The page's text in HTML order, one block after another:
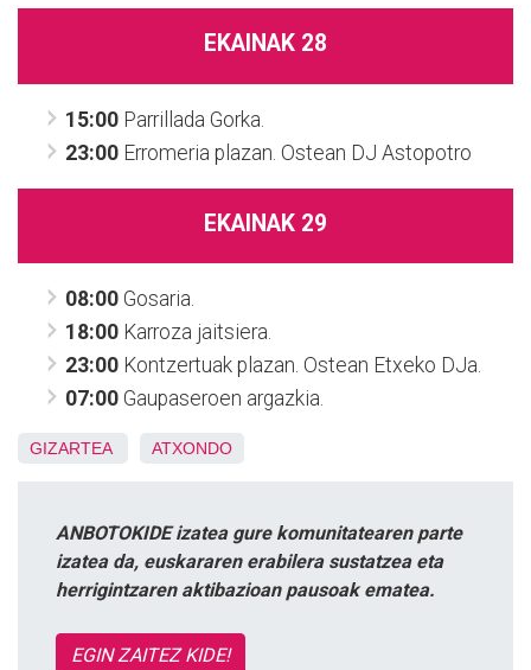
EKAINAK 28
15:00 Parrillada Gorka.
23:00 Erromeria plazan. Ostean DJ Astopotro
EKAINAK 29
08:00 Gosaria.
18:00 Karroza jaitsiera.
23:00 Kontzertuak plazan. Ostean Etxeko DJa.
07:00 Gaupaseroen argazkia.
GIZARTEA ATXONDO
ANBOTOKIDE izatea gure komunitatearen parte
izatea da, euskararen erabilera sustatzea eta
herrigintzaren aktibazioan pausoak ematea.
EGIN ZAITEZ KIDE!